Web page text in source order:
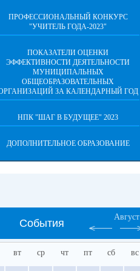
ПРОФЕССИОНАЛЬНЫЙ КОНКУРС
"УЧИТЕЛЬ ГОДА-2023"
ПОКАЗАТЕЛИ ОЦЕНКИ
ЭФФЕКТИВНОСТИ ДЕЯТЕЛЬНОСТИ
МУНИЦИПАЛЬНЫХ
ОБЩЕОБРАЗОВАТЕЛЬНЫХ
ЗА КАЛЕНДАРНЫЙ ГОД
НПК "ШАГ В БУДУЩЕЕ" 2023
ДОПОЛНИТЕЛЬНОЕ ОБРАЗОВАНИЕ
События
Август
вт ср чт пт сб вс